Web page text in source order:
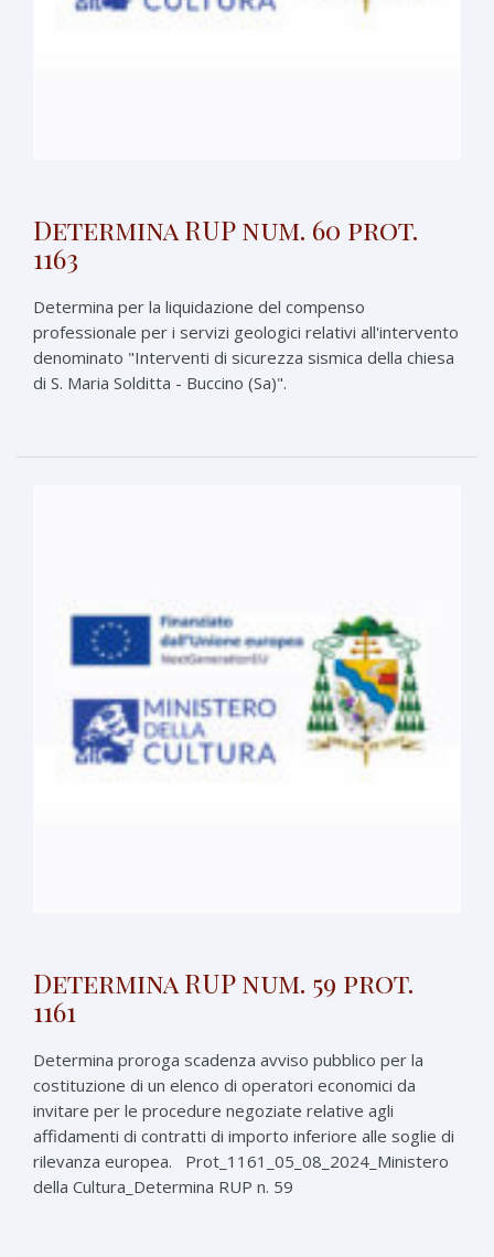
Determina RUP num. 60 prot.
1163
Determina per la liquidazione del compenso
professionale per i servizi geologici relativi all'intervento
denominato "Interventi di sicurezza sismica della chiesa
di S. Maria Solditta - Buccino (Sa)".
Determina RUP num. 59 prot.
1161
Determina proroga scadenza avviso pubblico per la
costituzione di un elenco di operatori economici da
invitare per le procedure negoziate relative agli
affidamenti di contratti di importo inferiore alle soglie di
rilevanza europea. Prot_1161_05_08_2024_Ministero
della Cultura_Determina RUP n. 59